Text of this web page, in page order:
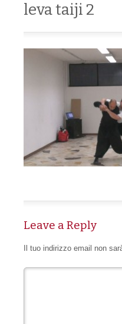
leva taiji 2
Leave a Reply
Il tuo indirizzo email non